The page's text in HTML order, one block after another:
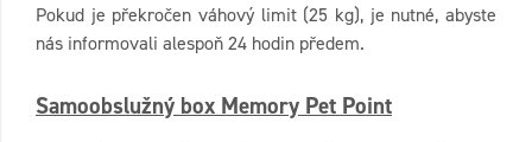
Pokud je překročen váhový limit (25 kg), je nutné, abyste
nás informovali alespoň 24 hodin předem.
Samoobslužný box Memory Pet Point